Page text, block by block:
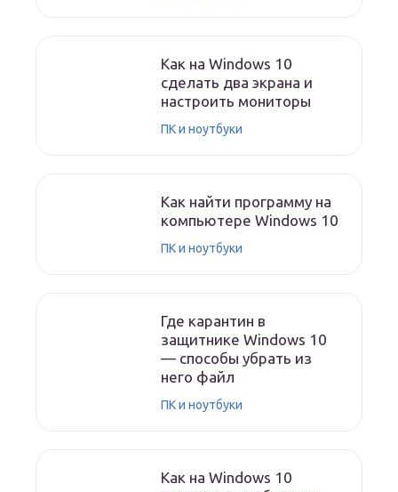
Как на Windows 10
сделать два экрана и
настроить мониторы
ПК и ноутбуки
Как найти программу на
компьютере Windows 10
ПК и ноутбуки
Где карантин в
защитнике Windows 10
— способы убрать из
него файл
ПК и ноутбуки
Как на Windows 10